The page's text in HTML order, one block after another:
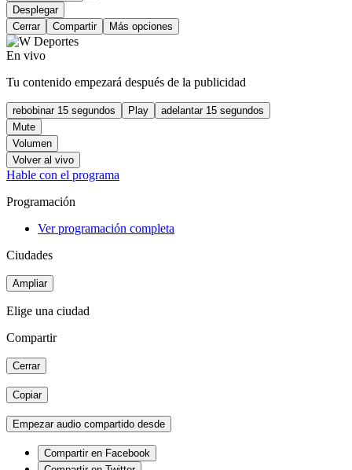
Desplegar
Cerrar
Compartir Más opciones
En vivo
Tu contenido empezará después de la publicidad
rebobinar 15 segundos Play
adelantar 15 segundos
Mute
Volumen
Volver al vivo
Hable con el programa
Programación
Ver programación completa
Ciudades
Ampliar
Elige una ciudad
Compartir
Cerrar
Copiar
Empezar audio compartido desde
Compartir en Facebook